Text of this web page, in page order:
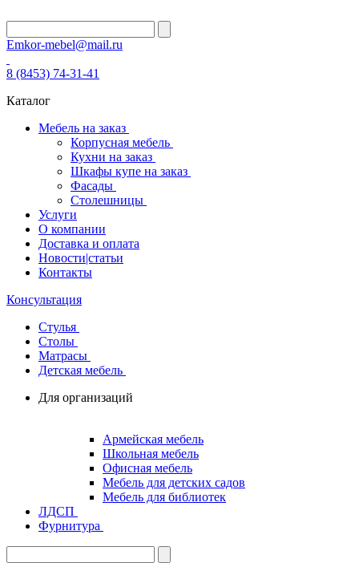
Emkor-mebel@mail.ru
8 (8453) 74-31-41
Каталог
Мебель на заказ
Корпусная мебель
Кухни на заказ
Шкафы купе на заказ
Фасады
Столешницы
Услуги
О компании
Доставка и оплата
Новости|статьи
Контакты
Консультация
Стулья
Столы
Матрасы
Детская мебель
Для организаций
Армейская мебель
Школьная мебель
Офисная мебель
Мебель для детских садов
Мебель для библиотек
ЛДСП
Фурнитура